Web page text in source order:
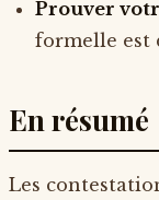
Prouver
formelle est
En résumé
Les